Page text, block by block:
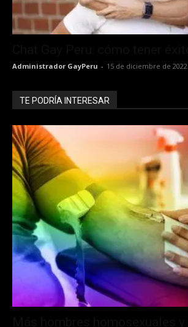
Administrador GayPeru - 15 de diciembre de 2022
TE PODRÍA INTERESAR